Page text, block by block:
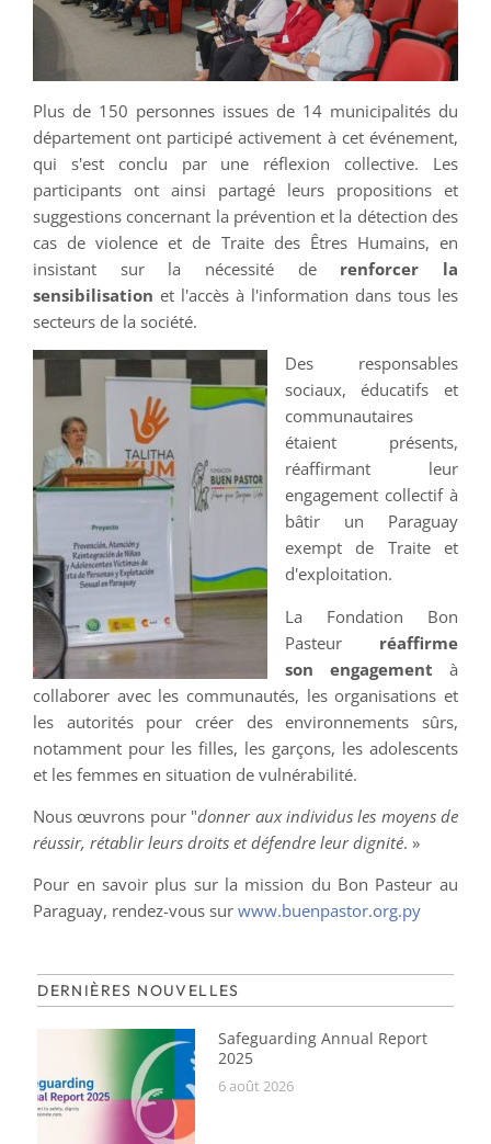
Plus de 150 personnes issues de 14 municipalités du
département ont participé activement à cet événement,
qui s'est conclu par une réflexion collective. Les
participants ont ainsi partagé leurs propositions et
suggestions concernant la prévention et la détection des
cas de violence et de Traite des Êtres Humains, en
insistant sur la nécessité de renforcer la
sensibilisation et l'accès à l'information dans tous les
secteurs de la société.
Des responsables
sociaux, éducatifs et
communautaires
étaient présents,
réaffirmant leur
engagement collectif à
bâtir un Paraguay
exempt de Traite et
d'exploitation.
La Fondation Bon
Pasteur réaffirme
son engagement à
collaborer avec les communautés, les organisations et
les autorités pour créer des environnements sûrs,
notamment pour les filles, les garçons, les adolescents
et les femmes en situation de vulnérabilité.
Nous œuvrons pour "donner aux individus les moyens de
réussir, rétablir leurs droits et défendre leur dignité. »
Pour en savoir plus sur la mission du Bon Pasteur au
Paraguay, rendez-vous surwww.buenpastor.org.py
DERNIÈRES NOUVELLES
Safeguarding Annual Report
2025
6 août 2026